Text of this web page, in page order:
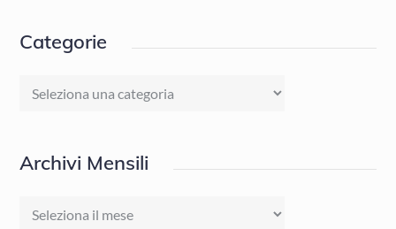
Categorie
Categorie
Archivi Mensili
Archivi